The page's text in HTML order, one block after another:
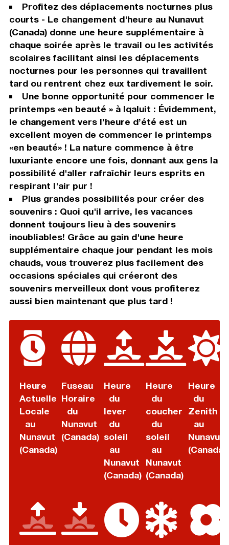
Profitez des déplacements nocturnes plus
courts - Le changement d'heure au Nunavut
(Canada) donne une heure supplémentaire à
chaque soirée après le travail ou les activités
scolaires facilitant ainsi les déplacements
nocturnes pour les personnes qui travaillent
tard ou rentrent chez eux tardivement le soir.
Une bonne opportunité pour commencer le
printemps «en beauté » à Iqaluit : Évidemment,
le changement vers l’heure d’été est un
excellent moyen de commencer le printemps
«en beauté» ! La nature commence à être
luxuriante encore une fois, donnant aux gens la
possibilité d'aller rafraîchir leurs esprits en
respirant l'air pur !
Plus grandes possibilités pour créer des
souvenirs : Quoi qu'il arrive, les vacances
donnent toujours lieu à des souvenirs
inoubliables! Grâce au gain d'une heure
supplémentaire chaque jour pendant les mois
chauds, vous trouverez plus facilement des
occasions spéciales qui créeront des
souvenirs merveilleux dont vous profiterez
aussi bien maintenant que plus tard !
Heure
Actuelle
Locale
au
Nunavut
(Canada)
Fuseau
Horaire
du
Nunavut
(Canada)
Heure
du
lever
du
soleil
au
Nunavut
(Canada)
Heure
du
coucher
du
soleil
au
Nunavut
(Canada)
Heure
du
Zenith
au
Nunavut
(Canada)